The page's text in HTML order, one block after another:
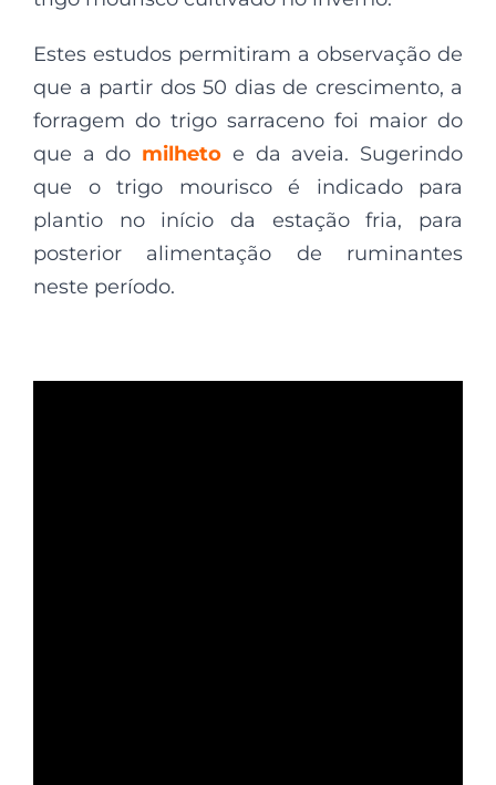
Estes estudos permitiram a observação de
que a partir dos 50 dias de crescimento, a
forragem do trigo sarraceno foi maior do
que a do milheto e da aveia. Sugerindo
que o trigo mourisco é indicado para
plantio no início da estação fria, para
posterior alimentação de ruminantes
neste período.